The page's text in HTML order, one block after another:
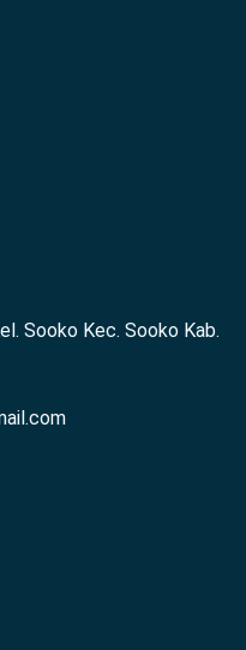
Sooko Kec. Sooko Kab.